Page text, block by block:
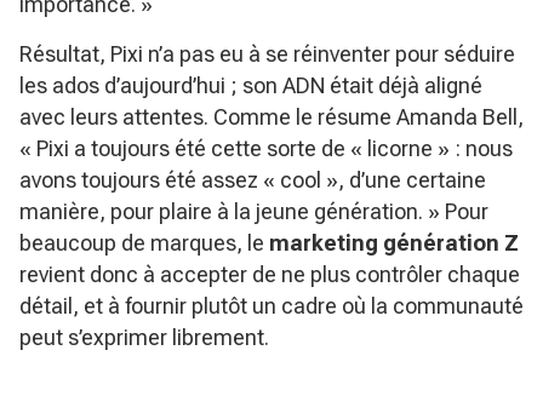
Résultat, Pixi n’a pas eu à se réinventer pour séduire
les ados d’aujourd’hui ; son ADN était déjà aligné
avec leurs attentes. Comme le résume Amanda Bell,
« Pixi a toujours été cette sorte de « licorne » : nous
avons toujours été assez « cool », d’une certaine
manière, pour plaire à la jeune génération. » Pour
beaucoup de marques, le marketing génération Z
revient donc à accepter de ne plus contrôler chaque
détail, et à fournir plutôt un cadre où la communauté
peut s’exprimer librement.